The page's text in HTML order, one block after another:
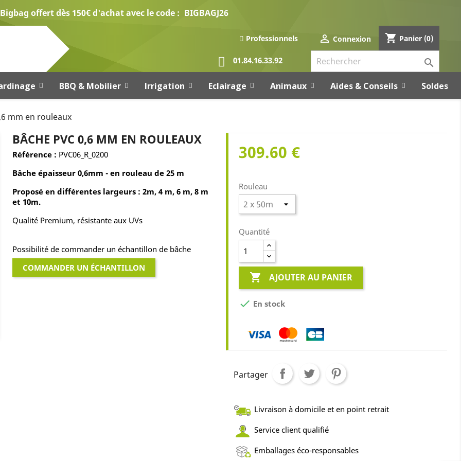
Bigbag offert dès 150€ d'achat avec le code : BIGBAGJ26
Professionnels  Connexion shopping_cart Panier (0)
01.84.16.33.92 
BBQ & Mobilier Irrigation Eclairage Animaux Aides & Conseils Soldes
mm en rouleaux
BÂCHE PVC 0,6 MM EN ROULEAUX
Référence : PVC06_R_0200
Bâche épaisseur 0,6mm - en rouleau de 25 m
Proposé en différentes largeurs : 2m, 4 m, 6 m, 8 m
et 10m.
Qualité Premium, résistante aux UVs
Possibilité de commander un échantillon de bâche
COMMANDER UN ÉCHANTILLON
309.60 €
Rouleau
Quantité
 AJOUTER AU PANIER
 En stock
Partager
Livraison à domicile et en point retrait
Service client qualifié
Emballages éco-responsables